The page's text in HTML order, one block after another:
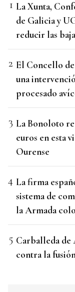
La Xunta,
de Galicia y
reducir las
El Concello
una
procesado
La Bonoloto
euros en esta
Ourense
La firma
sistema de
la Armada
Carballeda de
contra la